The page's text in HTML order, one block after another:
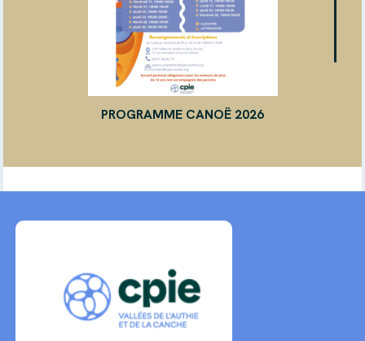
PROGRAMME CANOË 2026